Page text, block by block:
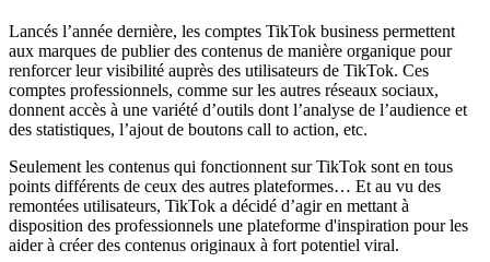
Lancés l’année dernière, les comptes TikTok business permettent
aux marques de publier des contenus de manière organique pour
renforcer leur visibilité auprès des utilisateurs de TikTok. Ces
comptes professionnels, comme sur les autres réseaux sociaux,
donnent accès à une variété d’outils dont l’analyse de l’audience et
des statistiques, l’ajout de boutons call to action, etc.
Seulement les contenus qui fonctionnent sur TikTok sont en tous
points différents de ceux des autres plateformes… Et au vu des
remontées utilisateurs, TikTok a décidé d’agir en mettant à
disposition des professionnels une plateforme d'inspiration pour les
aider à créer des contenus originaux à fort potentiel viral.